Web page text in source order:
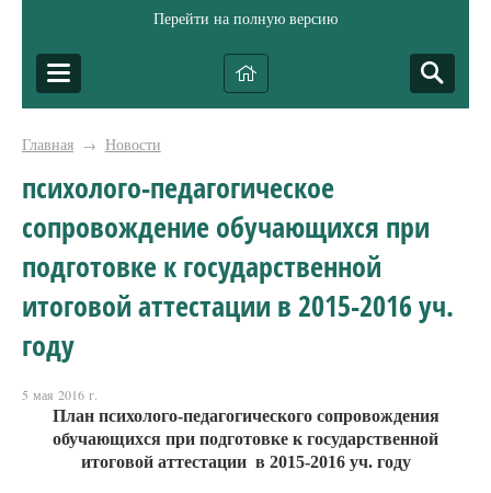
Перейти на полную версию
Главная → Новости
психолого-педагогическое
сопровождение обучающихся при
подготовке к государственной
итоговой аттестации в 2015-2016 уч.
году
5 мая 2016 г.
План психолого-педагогического сопровождения
обучающихся при подготовке к государственной
итоговой аттестации в 2015-2016 уч. году